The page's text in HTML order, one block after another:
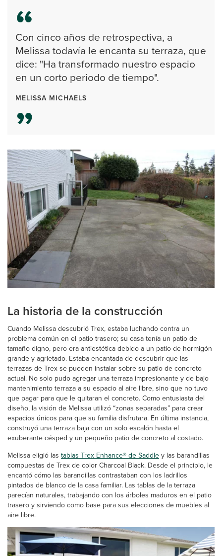
Con cinco años de retrospectiva, a
Melissa todavía le encanta su terraza, que
dice: "Ha transformado nuestro espacio
en un corto periodo de tiempo".
MELISSA MICHAELS
La historia de la construcción
Cuando Melissa descubrió Trex, estaba luchando contra un
problema común en el patio trasero; su casa tenía un patio de
tamaño digno, pero era antiestética debido a un patio de hormigón
grande y agrietado. Estaba encantada de descubrir que las
terrazas de Trex se pueden instalar sobre su patio de concreto
actual. No solo pudo agregar una terraza impresionante y de bajo
mantenimiento terraza a su espacio al aire libre, sino que no tuvo
que pagar para que le quitaran el concreto. Como entusiasta del
diseño, la visión de Melissa utilizó “zonas separadas” para crear
espacios únicos para que su familia disfrutara. En última instancia,
construyó una terraza baja con un solo escalón hasta el
exuberante césped y un pequeño patio de concreto al costado.
Melissa eligió las tablas Trex Enhance® de Saddle y las barandillas
compuestas de Trex de color Charcoal Black. Desde el principio, le
encantó cómo las barandillas contrastaban con los ladrillos
pintados de blanco de la casa familiar. Las tablas de la terraza
parecían naturales, trabajando con los árboles maduros en el patio
trasero y sirviendo como base para sus elecciones de muebles al
aire libre.